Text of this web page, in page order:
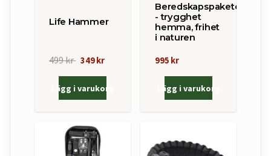
Life Hammer
499 kr 349 kr
Lägg i varukorg
Beredskapspaketet
- trygghet
hemma, frihet
i naturen
995 kr
Lägg i varukorg